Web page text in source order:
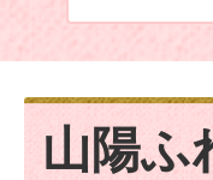
山陽ふ